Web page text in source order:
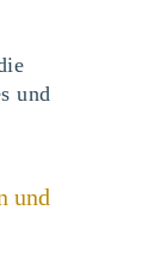
und
und